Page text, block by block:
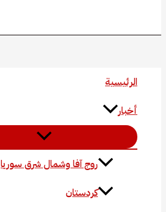
الرئيسية
أخبار
روج آفا وشمال شرق سوريا
كردستان